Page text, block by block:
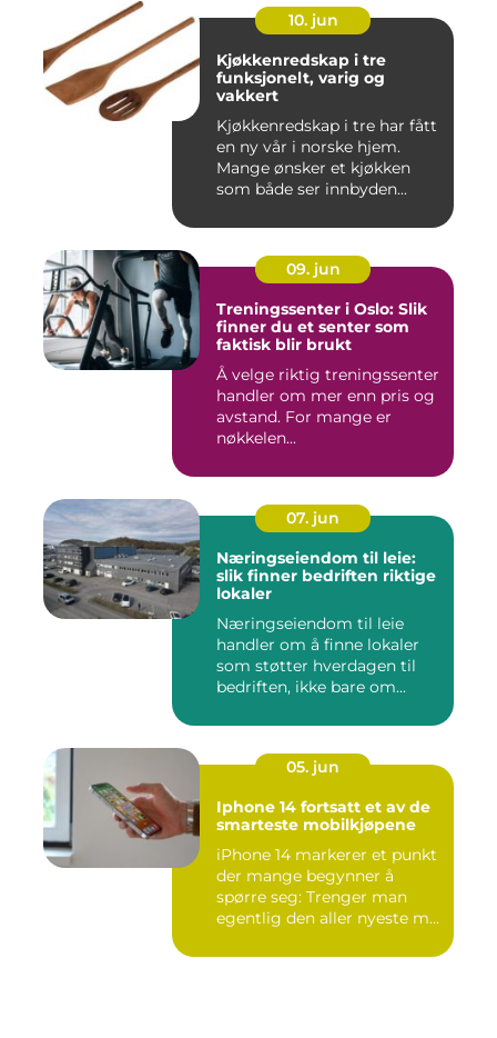
10. jun
Kjøkkenredskap i tre
funksjonelt, varig og
vakkert
Kjøkkenredskap i tre har fått
en ny vår i norske hjem.
Mange ønsker et kjøkken
som både ser innbyden...
09. jun
Treningssenter i Oslo: Slik
finner du et senter som
faktisk blir brukt
Å velge riktig treningssenter
handler om mer enn pris og
avstand. For mange er
nøkkelen...
07. jun
Næringseiendom til leie:
slik finner bedriften riktige
lokaler
Næringseiendom til leie
handler om å finne lokaler
som støtter hverdagen til
bedriften, ikke bare om...
05. jun
Iphone 14 fortsatt et av de
smarteste mobilkjøpene
iPhone 14 markerer et punkt
der mange begynner å
spørre seg: Trenger man
egentlig den aller nyeste m...